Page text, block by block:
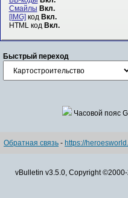
Смайлы Вкл.
[IMG]код Вкл.
HTML код Вкл.
Быстрый переход
Часовой пояс
Обратная связь - https://
vBulletin v3.5.0, Copyright